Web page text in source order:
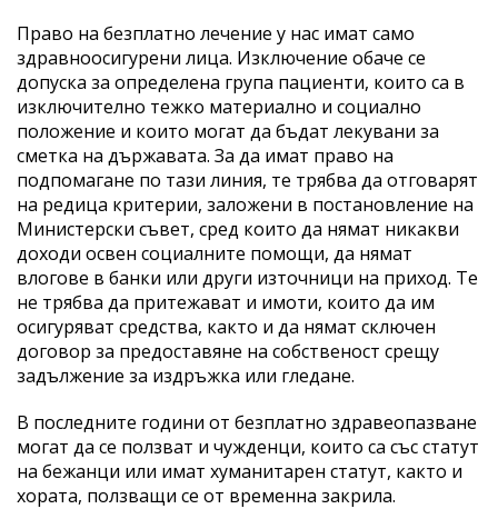
Право на безплатно лечение у нас имат само
здравноосигурени лица. Изключение обаче се
допуска за определена група пациенти, които са в
изключително тежко материално и социално
положение и които могат да бъдат лекувани за
сметка на държавата. За да имат право на
подпомагане по тази линия, те трябва да отговарят
на редица критерии, заложени в постановление на
Министерски съвет, сред които да нямат никакви
доходи освен социалните помощи, да нямат
влогове в банки или други източници на приход. Те
не трябва да притежават и имоти, които да им
осигуряват средства, както и да нямат сключен
договор за предоставяне на собственост срещу
задължение за издръжка или гледане.
В последните години от безплатно здравеопазване
могат да се ползват и чужденци, които са със статут
на бежанци или имат хуманитарен статут, както и
хората, ползващи се от временна закрила.